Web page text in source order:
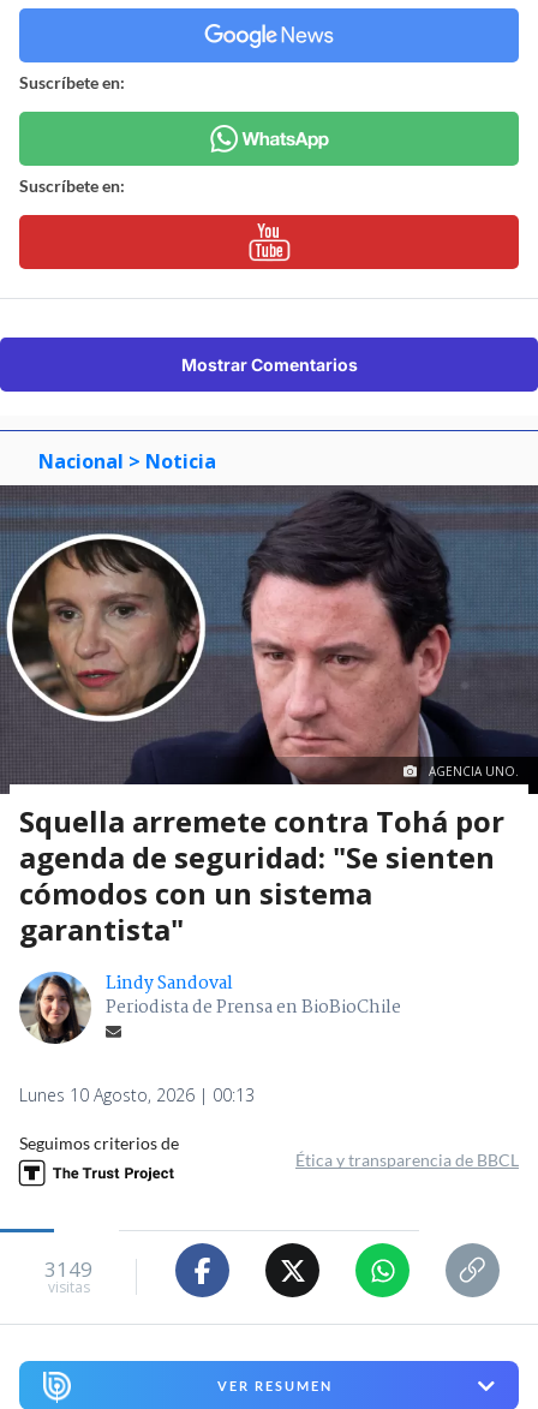
Suscríbete en:
Suscríbete en:
Mostrar Comentarios
Nacional > Noticia
AGENCIA UNO.
Squella arremete contra Tohá por
agenda de seguridad: "Se sienten
cómodos con un sistema
garantista"
Lindy Sandoval
Periodista de Prensa en BioBioChile
Lunes 10 Agosto, 2026 | 00:13
Seguimos criterios de
Ética y transparencia de BBCL
3149
visitas
VER RESUMEN